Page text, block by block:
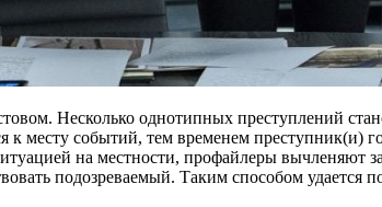
Несколько однотипных преступлений
событий, тем временем преступник(и)
на местности, профайлеры вычленяют
подозреваемый. Таким способом удается